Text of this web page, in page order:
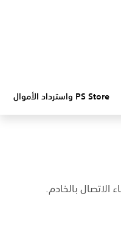
PS Store واسترداد الأموال
بالخادم.